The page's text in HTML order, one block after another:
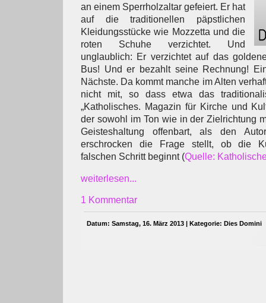
an einem Sperrholzaltar gefeiert. Er hat
auf die traditionellen päpstlichen
Kleidungsstücke wie Mozzetta und die
roten Schuhe verzichtet. Und
unglaublich: Er verzichtet auf das
Bus! Und er bezahlt seine Rechnung!
Nächste. Da kommt manche im Alten
nicht mit, so dass etwa das
„Katholisches. Magazin für Kirche und
der sowohl im Ton wie in der Zielrichtung
Geisteshaltung offenbart, als den
erschrocken die Frage stellt, ob die
falschen Schritt beginnt (Quelle:
weiterlesen...
1 Kommentar
Datum: Samstag, 16. März 2013 | Kategorie: Dies Domini